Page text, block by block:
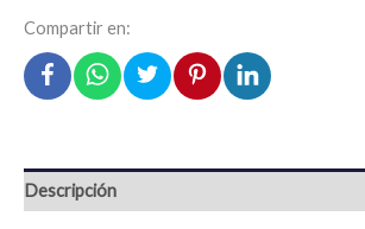
Compartir en:
Descripción